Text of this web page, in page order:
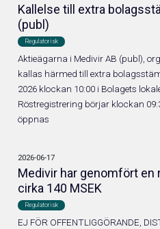
Kallelse till extra
(publ)
Regulatorisk
Aktieägarna i Medivir AB (publ),
kallas härmed till extra
2026 klockan 10:00 i Bolagets
Röstregistrering börjar klockan
öppnas
2026-06-17
Medivir har genomfört
cirka 140 MSEK
Regulatorisk
EJ FÖR OFFENTLIGGÖRANDE,